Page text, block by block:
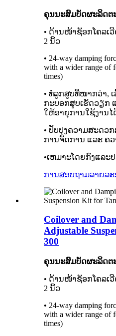
ຄຸນນະສົມບັດຜະລິດຕ
• ດ້ານໜ້າຊັອກໂຄລເ
2 ນິ້ວ
• 24-way damping
with a wider range of
times)
• ທໍ່ລູກສູບທີ່ໜາກວ່າ,
ກະບອກສູບເຮັດວຽກ
ໃຫ້ອາຍຸການໃຊ້ງານ
• ປັບປຸງຄວາມສະດວ
ການຈັດການ ແລະ ຄ
•ເຫມາະໂດຍກົງແລະ
ການສອບຖາມລາຍລ
Coilover and
Adjustable
300
ຄຸນນະສົມບັດຜະລິດຕ
• ດ້ານໜ້າຊັອກໂຄລເ
2 ນິ້ວ
• 24-way damping
with a wider range of
times)